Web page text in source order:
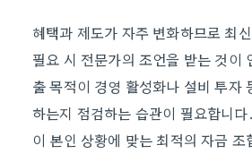
혜택과 제도가 자주 변화하므로 최
필요 시 전문가의 조언을 받는 것이
출 목적이 경영 활성화나 설비 투자
하는지 점검하는 습관이 필요합니
이 본인 상황에 맞는 최적의 자금